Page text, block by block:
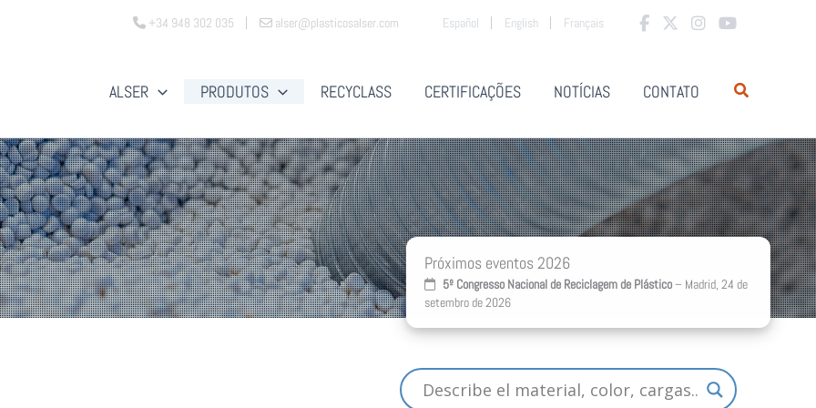
+34 948 302 035 alser@plasticosalser.com Español English Français
ALSER PRODUTOS RECYCLASS CERTIFICAÇÕES NOTÍCIAS CONTATO
Próximos eventos 2026
5º Congresso Nacional de Reciclagem de Plástico– Madrid, 24 de
setembro de 2026